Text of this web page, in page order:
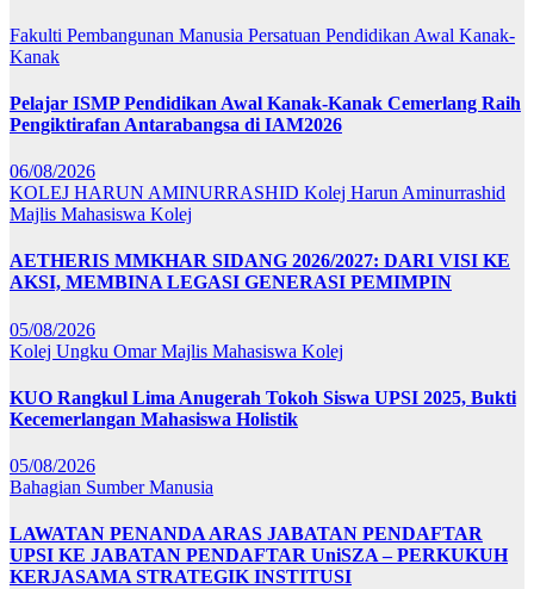
Fakulti Pembangunan Manusia Persatuan Pendidikan Awal Kanak-
Kanak
Pelajar ISMP Pendidikan Awal Kanak-Kanak Cemerlang Raih
Pengiktirafan Antarabangsa di IAM2026
06/08/2026
KOLEJ HARUN AMINURRASHID Kolej Harun Aminurrashid
Majlis Mahasiswa Kolej
AETHERIS MMKHAR SIDANG 2026/2027: DARI VISI KE
AKSI, MEMBINA LEGASI GENERASI PEMIMPIN
05/08/2026
Kolej Ungku OmarMajlis Mahasiswa Kolej
KUO Rangkul Lima Anugerah Tokoh Siswa UPSI 2025, Bukti
Kecemerlangan Mahasiswa Holistik
05/08/2026
Bahagian Sumber Manusia
LAWATAN PENANDA ARAS JABATAN PENDAFTAR
UPSI KE JABATAN PENDAFTAR UniSZA – PERKUKUH
KERJASAMA STRATEGIK INSTITUSI